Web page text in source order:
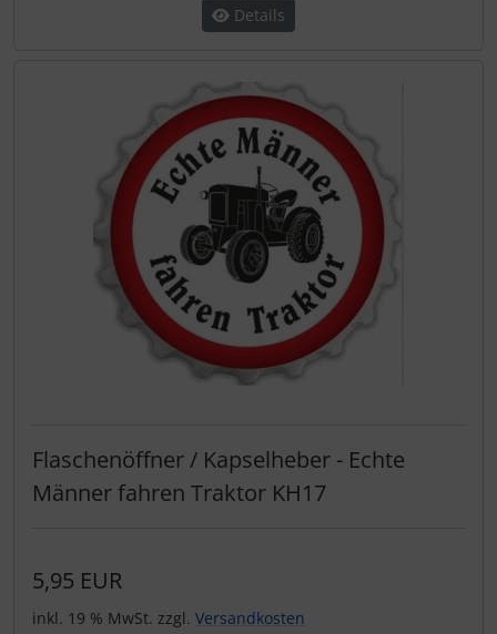
Details
Flaschenöffner / Kapselheber - Echte
Männer fahren Traktor KH17
5,95 EUR
inkl. 19 % MwSt. zzgl. Versandkosten